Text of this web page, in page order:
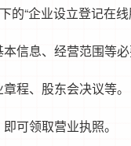
的“企业设立登记在线
信息、经营范围等必
程、股东会决议等。
可领取营业执照。